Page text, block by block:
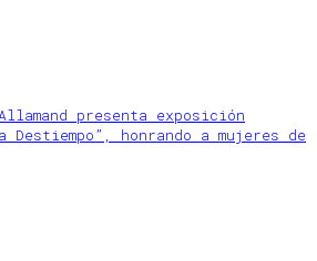
presenta exposición
Destiempo”, honrando a mujeres de